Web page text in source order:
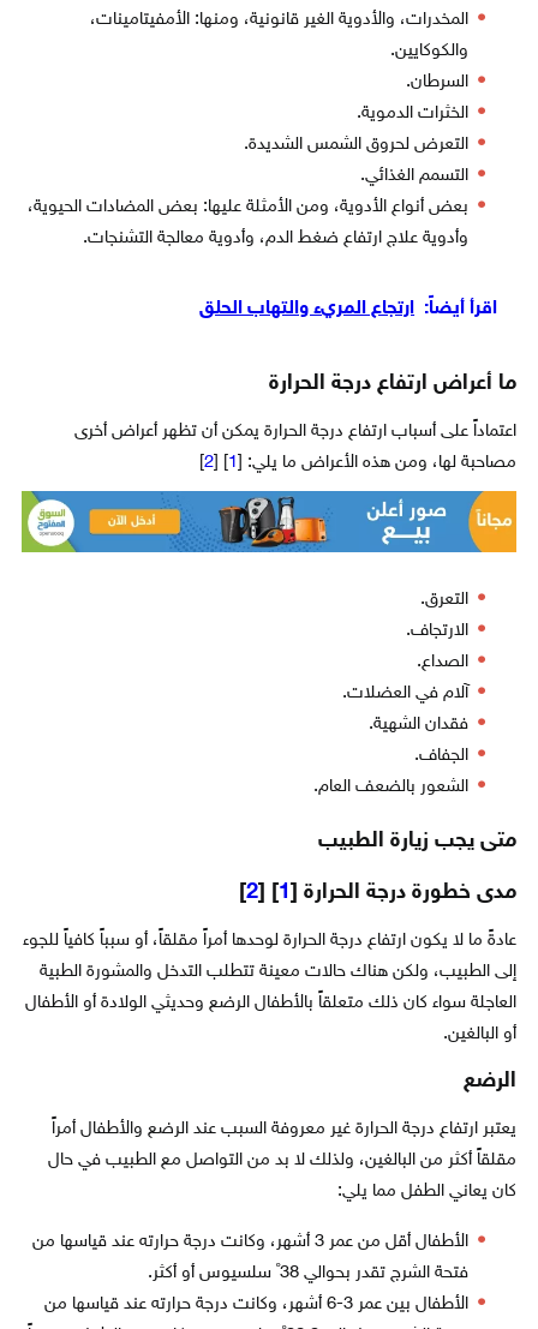
المخدرات، والأدوية الغير قانونية، ومنها: الأمفيتامينات،
والكوكايين.
السرطان.
الخثرات الدموية.
التعرض لحروق الشمس الشديدة.
التسمم الغذائي.
بعض أنواع الأدوية، ومن الأمثلة عليها: بعض المضادات الحيوية،
وأدوية علاج ارتفاع ضغط الدم، وأدوية معالجة التشنجات.
اقرأ أيضاً: ارتجاع المريء والتهاب الحلق
ما أعراض ارتفاع درجة الحرارة
اعتماداً على أسباب ارتفاع درجة الحرارة يمكن أن تظهر أعراض أخرى
مصاحبة لها، ومن هذه الأعراض ما يلي: [
1
2
]
التعرق.
الارتجاف.
الصداع.
آلام في العضلات.
فقدان الشهية.
الجفاف.
الشعور بالضعف العام.
متى يجب زيارة الطبيب
مدى خطورة درجة الحرارة [
1
] [
2
]
عادةً ما لا يكون ارتفاع درجة الحرارة لوحدها أمراً مقلقاً، أو سبباً كافياً للجوء
إلى الطبيب، ولكن هناك حالات معينة تتطلب التدخل والمشورة الطبية
العاجلة سواء كان ذلك متعلقاً بالأطفال الرضع وحديثي الولادة أو الأطفال
أو البالغين.
الرضع
يعتبر ارتفاع درجة الحرارة غير معروفة السبب عند الرضع والأطفال أمراً
مقلقاً أكثر من البالغين، ولذلك لا بد من التواصل مع الطبيب في حال
كان يعاني الطفل مما يلي:
الأطفال أقل من عمر 3 أشهر، وكانت درجة حرارته عند قياسها من
فتحة الشرج تقدر بحوالي 38˚ سلسيوس أو أكثر.
الأطفال بين عمر 3-6 أشهر، وكانت درجة حرارته عند قياسها من